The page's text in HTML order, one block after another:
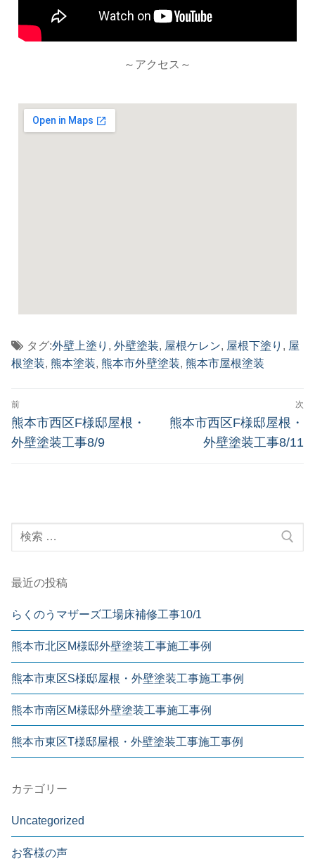
～アクセス～
タグ:外壁上塗り , 外壁塗装, 屋根ケレン, 屋根下塗り , 屋
根塗装, 熊本塗装, 熊本市外壁塗装, 熊本市屋根塗装
前
熊本市西区F様邸屋根・
外壁塗装工事8/9
次
熊本市西区F様邸屋根・
外壁塗装工事8/11
最近の投稿
らくのうマザーズ工場床補修工事10/1
熊本市北区M様邸外壁塗装工事施工事例
熊本市東区S様邸屋根・外壁塗装工事施工事例
熊本市南区M様邸外壁塗装工事施工事例
熊本市東区T様邸屋根・外壁塗装工事施工事例
カテゴリー
Uncategorized
お客様の声